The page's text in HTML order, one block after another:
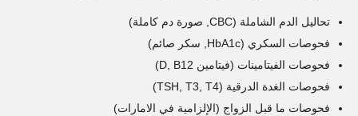
تحاليل الدم الشاملة (CBC, صورة دم كاملة)
فحوصات السكري (HbA1c, سكر صائم)
فحوصات الفيتامينات (فيتامين D, B12)
فحوصات الغدة الدرقية (TSH, T3, T4)
فحوصات ما قبل الزواج (الإلزامية في الامارات)